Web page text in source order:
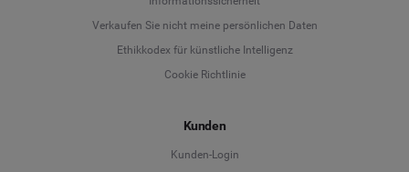
Verkaufen Sie nicht meine persönlichen Daten
Ethikkodex für künstliche Intelligenz
Cookie Richtlinie
Kunden
Kunden-Login
Deutsch